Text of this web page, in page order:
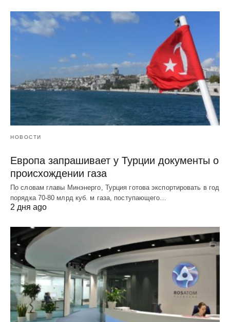
НОВОСТИ
Европа запрашивает у Турции документы о
происхождении газа
По словам главы Минэнерго, Турция готова экспортировать в год
порядка 70-80 млрд куб. м газа, поступающего…
2 дня ago